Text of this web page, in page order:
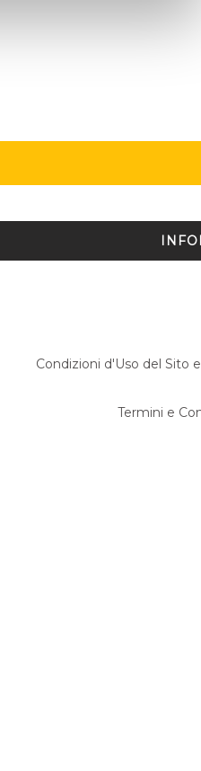
Condizioni d'Uso del Sito
Termini e